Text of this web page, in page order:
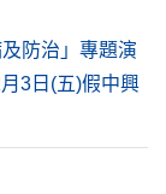
防治」專題演
3日(五)假中興